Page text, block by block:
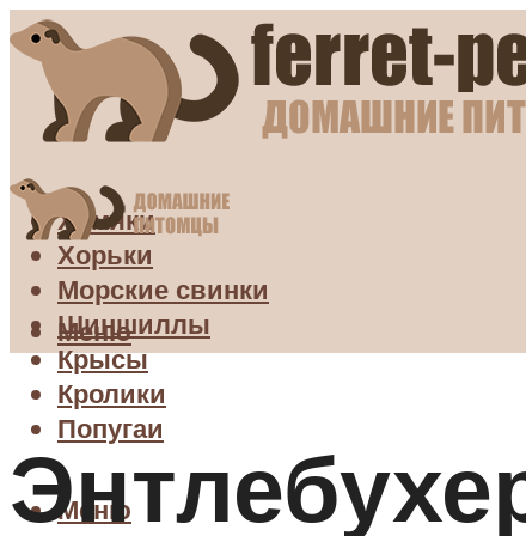
Хомяки
Хорьки
Морские свинки
Шиншиллы
Крысы
Кролики
Попугаи
Меню
Меню